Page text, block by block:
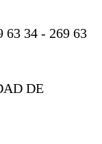
63 34 - 269 63
DE